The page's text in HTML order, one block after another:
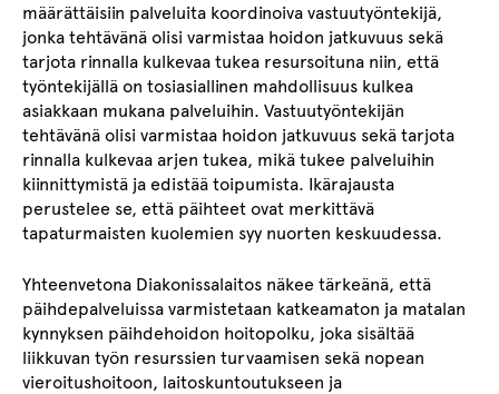
määrättäisiin palveluita koordinoiva vastuutyöntekijä,
jonka tehtävänä olisi varmistaa hoidon jatkuvuus sekä
tarjota rinnalla kulkevaa tukea resursoituna niin, että
työntekijällä on tosiasiallinen mahdollisuus kulkea
asiakkaan mukana palveluihin. Vastuutyöntekijän
tehtävänä olisi varmistaa hoidon jatkuvuus sekä tarjota
rinnalla kulkevaa arjen tukea, mikä tukee palveluihin
kiinnittymistä ja edistää toipumista. Ikärajausta
perustelee se, että päihteet ovat merkittävä
tapaturmaisten kuolemien syy nuorten keskuudessa.
Yhteenvetona Diakonissalaitos näkee tärkeänä, että
päihdepalveluissa varmistetaan katkeamaton ja matalan
kynnyksen päihdehoidon hoitopolku, joka sisältää
liikkuvan työn resurssien turvaamisen sekä nopean
vieroitushoitoon, laitoskuntoutukseen ja